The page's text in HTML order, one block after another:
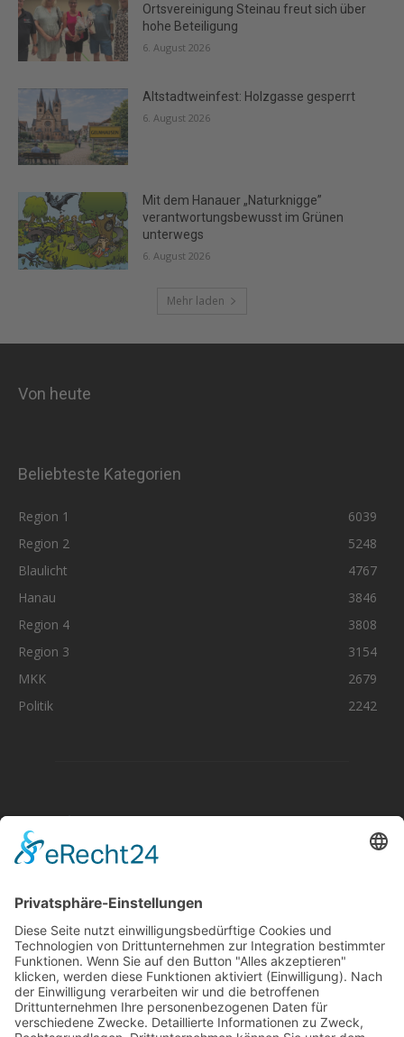
Ortsvereinigung Steinau freut sich über
hohe Beteiligung
6. August 2026
Altstadtweinfest: Holzgasse gesperrt
6. August 2026
Mit dem Hanauer „Naturknigge”
verantwortungsbewusst im Grünen
unterwegs
6. August 2026
Mehr laden
Von heute
Beliebteste Kategorien
Region 1
6039
Region 2
5248
Blaulicht
4767
Hanau
3846
Region 4
3808
Region 3
3154
MKK
2679
Politik
2242
Aktuelle Nachrichten aus dem MKK-Kreis.
Kontaktiere uns:team@mkk-echo.de